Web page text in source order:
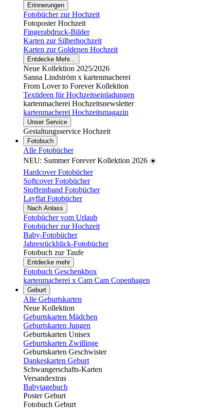
Erinnerungen
Fotobücher zur Hochzeit
Fotoposter Hochzeit
Fingerabdruck-Bilder
Karten zur Silberhochzeit
Karten zur Goldenen Hochzeit
Entdecke Mehr...
Neue Kollektion 2025/2026
Sanna Lindström x kartenmacherei
From Lover to Forever Kollektion
Textideen für Hochzeitseinladungen
kartenmacherei Hochzeitsnewsletter
kartenmacherei Hochzeitsmagazin
Unser Service
Gestaltungsservice Hochzeit
Fotobuch
Alle Fotobücher
NEU: Summer Forever Kollektion 2026 ☀️
Hardcover Fotobücher
Softcover Fotobücher
Stoffeinband Fotobücher
Layflat Fotobücher
Nach Anlass
Fotobücher vom Urlaub
Fotobücher zur Hochzeit
Baby-Fotobücher
Jahresrückblick-Fotobücher
Fotobuch zur Taufe
Entdecke mehr
Fotobuch Geschenkbox
kartenmacherei x Cam Cam Copenhagen
Geburt
Alle Geburtskarten
Neue Kollektion
Geburtskarten Mädchen
Geburtskarten Jungen
Geburtskarten Unisex
Geburtskarten Zwillinge
Geburtskarten Geschwister
Dankeskarten Geburt
Schwangerschafts-Karten
Versandextras
Babytagebuch
Poster Geburt
Fotobuch Geburt